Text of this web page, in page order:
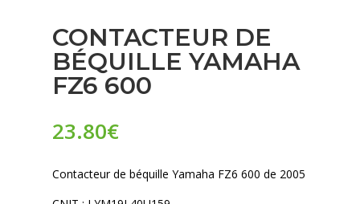
CONTACTEUR DE
BÉQUILLE YAMAHA
FZ6 600
23.80€
Contacteur de béquille Yamaha FZ6 600 de 2005